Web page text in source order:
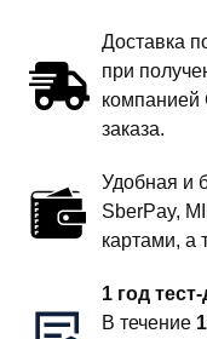
Доставка
при
заказа.
Удобная и
SberPay,
картами, а
1 год
В течение